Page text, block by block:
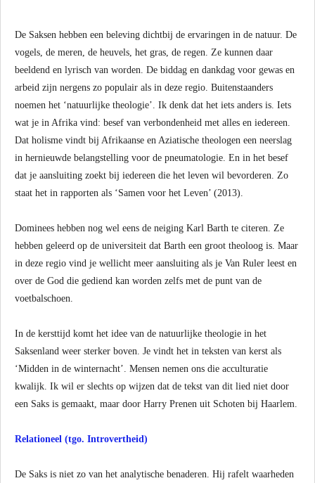
De Saksen hebben een beleving dichtbij de ervaringen in de natuur. De
vogels, de meren, de heuvels, het gras, de regen. Ze kunnen daar
beeldend en lyrisch van worden. De biddag en dankdag voor gewas en
arbeid zijn nergens zo populair als in deze regio. Buitenstaanders
noemen het ‘natuurlijke theologie’. Ik denk dat het iets anders is. Iets
wat je in Afrika vind: besef van verbondenheid met alles en iedereen.
Dat holisme vindt bij Afrikaanse en Aziatische theologen een neerslag
in hernieuwde belangstelling voor de pneumatologie. En in het besef
dat je aansluiting zoekt bij iedereen die het leven wil bevorderen. Zo
staat het in rapporten als ‘Samen voor het Leven’ (2013).
Dominees hebben nog wel eens de neiging Karl Barth te citeren. Ze
hebben geleerd op de universiteit dat Barth een groot theoloog is. Maar
in deze regio vind je wellicht meer aansluiting als je Van Ruler leest en
over de God die gediend kan worden zelfs met de punt van de
voetbalschoen.
In de kersttijd komt het idee van de natuurlijke theologie in het
Saksenland weer sterker boven. Je vindt het in teksten van kerst als
‘Midden in de winternacht’. Mensen nemen ons die acculturatie
kwalijk. Ik wil er slechts op wijzen dat de tekst van dit lied niet door
een Saks is gemaakt, maar door Harry Prenen uit Schoten bij Haarlem.
Relationeel (tgo. Introvertheid)
De Saks is niet zo van het analytische benaderen. Hij rafelt waarheden